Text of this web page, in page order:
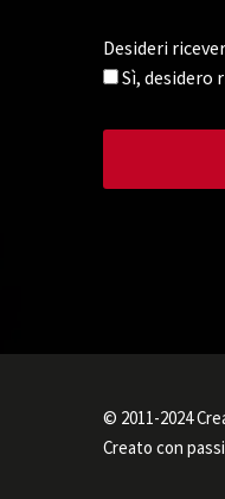
Desideri
Sì, desidero
© 2011-2024
Creato con